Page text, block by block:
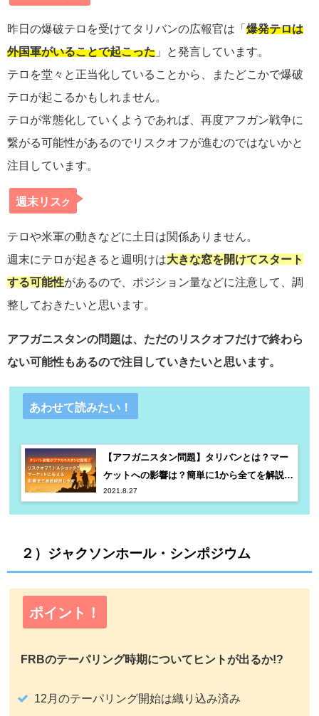
昨日の爆破テロを受けてタリバンの広報官は「 爆発テロは
外国軍がいることで起こった 」と発言しています。
テロを堂々と正当化していることから、またどこかで爆破
テロが起こるかもしれません。
テロが常態化していくようであれば、再度アフガン戦争に
繋がる可能性があるのでリスクオフが進むのではないかと
注目しています。
週末リス ク
テロや米軍の動きなどに土日は関係ありません。
週末にテロが起きると週明けは大きな窓を開けてスタート
する可能性があるので、ポジション量などに注意して、調
整しておきたいと思います。
アフガニスタンの問題は、ただのリスクオフだけで終わら
ない可能性もあるので注目していきたいと思います。
あわせて読みたい！
【アフガニスタン問題】タリバンとは？マー
ケットへの影響は？簡単に1から全てを解説し
ます。
2021.8.27
２）ジャクソンホール・シンポジウム
ポイント！
FRBのテーパリング時期についてヒントが出るか!?
12月のテーパリング開始は織り込み済み